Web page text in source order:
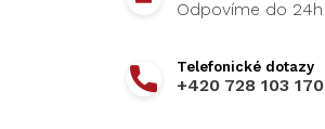
+420 728 103 170